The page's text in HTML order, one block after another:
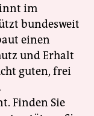
im
bundesweit
einen
und Erhalt
guten, frei
Finden Sie